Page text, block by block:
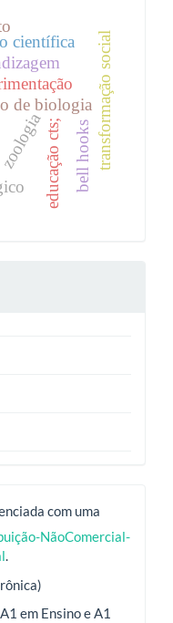
de biologia
científica transformação social
educação cts; bell hooks
zoologia
com uma
NãoComercial-
.
em Ensino e A1